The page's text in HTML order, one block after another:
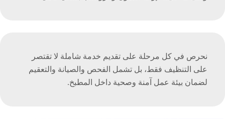
نحرص في كل مرحلة على تقديم خدمة شاملة لا تقتصر
على التنظيف فقط، بل تشمل الفحص والصيانة والتعقيم
لضمان بيئة عمل آمنة وصحية داخل المطبخ.